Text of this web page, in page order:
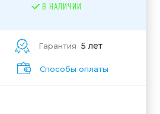
В НАЛИЧИИ
Гарантия 5 лет
Способы оплаты